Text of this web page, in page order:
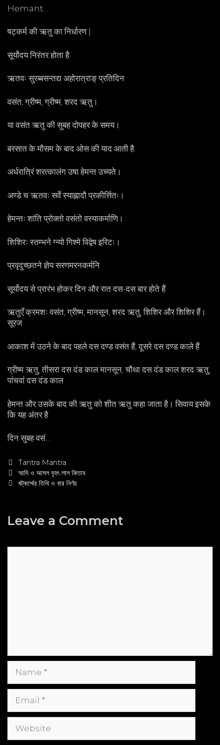
Hemant…
षट्कर्म की ऋतु का निर्धारण |
सूर्योदय निरंतर होता है.
ऋतवः सुरब्बसन्तद्य अहोरात्राङ् प्रतिदिन
वसंत, ग्रीष्म, ग्रीष्म, शरद ऋतु।
या वसंत ऋतु की सुबह दोपहर के समय।
बरसात के मौसम के बाद ओस की याद आती है.
अर्धरात्रिं शरत्कालंग उषा हेमन्त उच्यते।
अण्डे च ऋतवः सर्वे स्याह्नादौ प्रकीर्त्तितः।
हेमन्तः शांति प्रोक्तो वसंतो वस्याकर्माणि।
शिशिरः स्तम्भने ग्न्यो गिश्मे विद्वेष इरिटः।
प्रवृदुच्छतने ज्ञेय सरणमरनकर्मनि
सूर्योदय से प्रारंभ होकर दिन और रात दस-दस बार होते हैं
ऋतुएँ क्रमशः वसंत, ग्रीष्म, मानसून, शरद ऋतु, शिशिर और शिशिर हैं।
सूरज
आकाश में उठने के बाद पहले दस दण्ड वसंत हैं, दूसरे दस दण्ड काले हैं
ग्रीष्म ऋतु, तीसरा दस दंड काल मानसून, चौथा दस दंड काल शरद ऋतु,
पांचवां दस दंड काल
हेमन्त और उसके बाद की ऋतु को शीत ऋतु कहा जाता है। सिवाय इसके
कि यह अंतर है
दिन सुबह वसं…
Categories
Tantra Mantra
Post
navigation
আদি ও আসল বৃহৎ লাল কিতাব
ষট্‌কর্ম্মের তিথি ও বার নির্ণয়
Leave a Comment